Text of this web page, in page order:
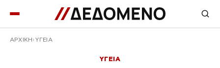
ΑΡΧΙΚΉ ΥΓΕΙΑ
ΥΓΕΙΑ